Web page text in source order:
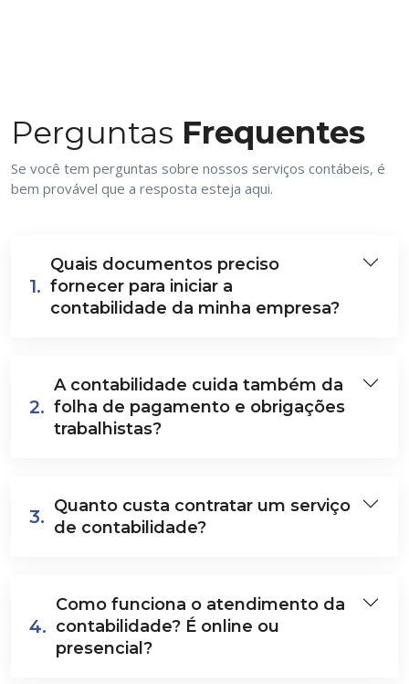
Perguntas Frequentes
Se você tem perguntas sobre nossos serviços contábeis, é
bem provável que a resposta esteja aqui.
1.
Quais documentos preciso
fornecer para iniciar a
contabilidade da minha empresa?
2.
A contabilidade cuida também da
folha de pagamento e obrigações
trabalhistas?
3. Quanto custa contratar um serviço
de contabilidade?
4.
Como funciona o atendimento da
contabilidade? É online ou
presencial?